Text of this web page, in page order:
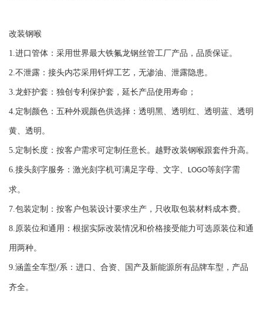
奥迪 A6L A7
奥迪 A6L C7
奥迪 A7 2010-2014
奥迪 A8 2018-2020
奥迪 A8 QUATTRO -
奥迪 A8 QUATTRO D3
奥迪 S8 2001-2003
奥迪 TT 8N
奥迪 TT 8N3,8J3,8J9,8N9
奥迪 TT S 8J3,8J9
奥迪 SQ5 2014-2018
改装钢喉
1.进口管体：采用世界最大铁氟龙钢丝管工厂产品，品质保证。
2.不泄露：接头内芯采用钎焊工艺，无渗油、泄露隐患。
3.龙虾护套：独创专利保护套，延长产品使用寿命；
4.定制颜色：五种外观颜色供选择：透明黑、透明红、透明蓝、透明
黄、透明。
5.定制长度：按客户需求可定制任意长。越野改装钢喉跟套件升高。
6.接头刻字服务：激光刻字机可满足字母、文字、 LOGO等刻字需
求。
7.包装定制：按客户包装设计要求生产，只收取包装材料成本费。
8.原装位和通用：根据实际改装情况和价格接受能力可选原装位和通
用两种。
9.涵盖全车型/系：进口、合资、国产及新能源所有品牌车型，产品
齐全。